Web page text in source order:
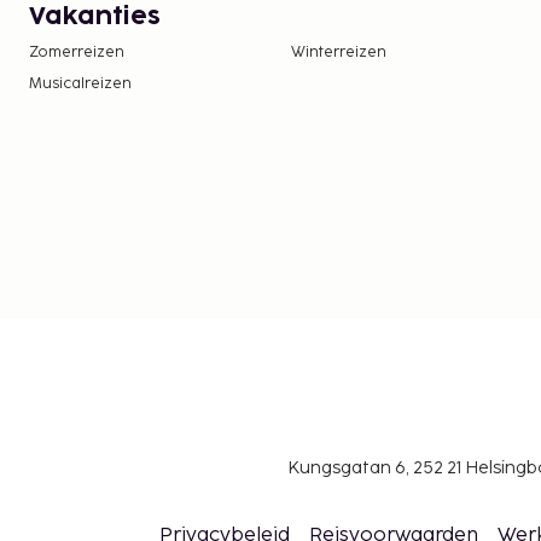
Vakanties
Zomerreizen Winterreizen
Musicalreizen
Kungsgatan 6, 252 21
Privacybeleid Reisvoorwaarden